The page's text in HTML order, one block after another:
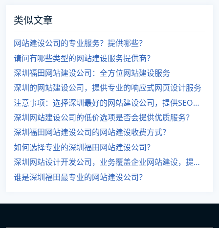
类似文章
网站建设公司的专业服务？提供哪些？
请问有哪些类型的网站建设服务提供商？
深圳福田网站建设公司：全方位网站建设服务
深圳的网站建设公司，提供专业的响应式网页设计服务
注意事项：选择深圳最好的网站建设公司，提供SEO优化服务
深圳网站建设公司的低价选项是否会提供优质服务？
深圳福田网站建设公司的网站建设收费方式？
如何选择专业的深圳福田网站建设公司？
深圳网站设计开发公司，业务覆盖企业网站建设，提供的服务有哪些？
谁是深圳福田最专业的网站建设公司？